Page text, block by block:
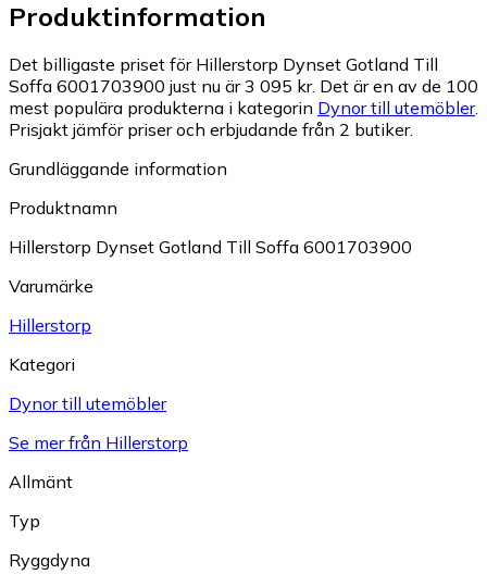
Produktinformation
Det billigaste priset för Hillerstorp Dynset Gotland Till
Soffa 6001703900 just nu är 3 095 kr. Det är en av de 100
mest populära produkterna i kategorin Dynor till utemöbler.
Prisjakt jämför priser och erbjudande från 2 butiker.
Grundläggande information
Produktnamn
Hillerstorp Dynset Gotland Till Soffa 6001703900
Varumärke
Hillerstorp
Kategori
Dynor till utemöbler
Se mer från Hillerstorp
Allmänt
Typ
Ryggdyna